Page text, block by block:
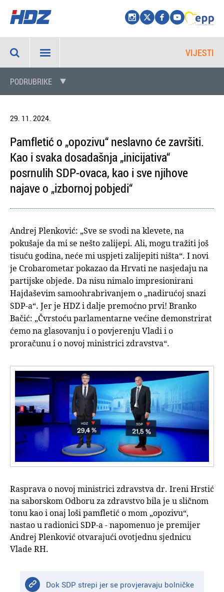
VIJESTI
PODRUBRIKE
29. 11. 2024.
Pamfletić o „opozivu“ neslavno će završiti.
Kao i svaka dosadašnja „inicijativa“
posrnulih SDP-ovaca, kao i sve njihove
najave o „izbornoj pobjedi“
Andrej Plenković: „Sve se svodi na klevete, na
pokušaje da mi se nešto zalijepi. Ali, mogu tražiti još
tisuću godina, neće mi uspjeti zalijepiti ništa“. I novi
je Crobarometar pokazao da Hrvati ne nasjedaju na
partijske objede. Da nisu nimalo impresionirani
Hajdaševim samoohrabrivanjem o „nadirućoj snazi
SDP-a“. Jer je HDZ i dalje premoćno prvi! Branko
Bačić: „Čvrstoću parlamentarne većine demonstrirat
ćemo na glasovanju i o povjerenju Vladi i o
proračunu i o novoj ministrici zdravstva“.
Rasprava o novoj ministrici zdravstva dr. Ireni Hrstić
na saborskom Odboru za zdravstvo bila je u sličnom
tonu kao i onaj loši pamfletić o mom „opozivu“,
nastao u radionici SDP-a - napomenuo je premijer
Andrej Plenković otvarajući ovotjednu sjednicu
Vlade RH.
Dok SDP strepi jer se provjeravaju bolničke